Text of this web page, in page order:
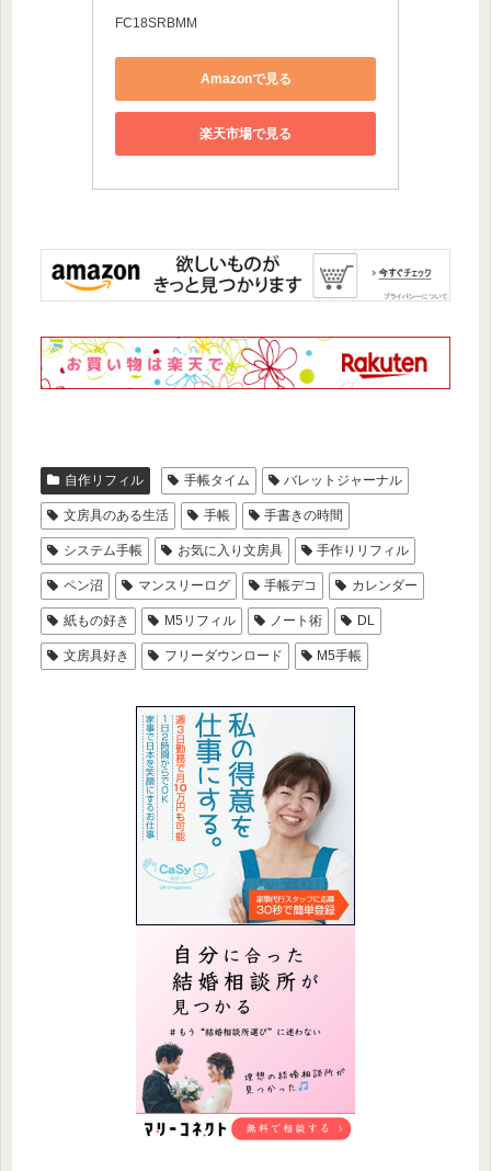
FC18SRBMM
Amazonで見る
楽天市場で見る
自作リフィル 手帳タイム バレットジャーナル
文房具のある生活 手帳 手書きの時間
システム手帳 お気に入り文房具 手作りリフィル
ペン沼 マンスリーログ 手帳デコ カレンダー
紙もの好き M5リフィル ノート術 DL
文房具好き フリーダウンロード M5手帳